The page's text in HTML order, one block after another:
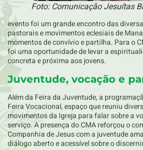
Foto: Comunicação Jesuítas
evento foi um grande encontro das
pastorais e movimentos eclesiais de
momentos de convívio e partilha. Para o
foi uma oportunidade de levar a
concreta e próxima aos jovens.
Juventude, vocação e
Além da Feira da Juventude, a
Feira Vocacional, espaço que reuniu
movimentos da Igreja para falar sobre a
serviço. A presença do CMA reforçou o
Companhia de Jesus com a juventude
diálogo aberto e acessível sobre o